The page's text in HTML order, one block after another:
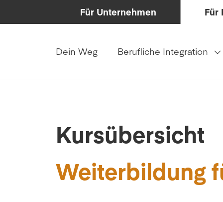
Für Unternehmen Für
Dein Weg Berufliche Integration
Kursübersicht
Weiterbildung